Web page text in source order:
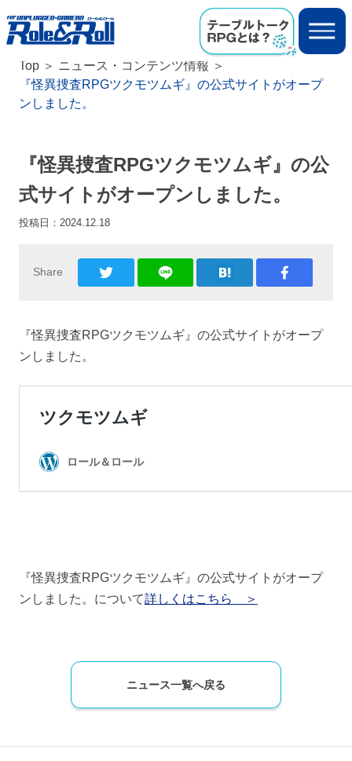
Top
ニュース・コンテンツ情報
『怪異捜査RPGツクモツムギ』の公式サイトがオープ
ンしました。
『怪異捜査RPGツクモツムギ』の公
式サイトがオープンしました。
投稿日： 2024.12.18
Share
『怪異捜査RPGツクモツムギ』の公式サイトがオープ
ンしました。
『怪異捜査RPGツクモツムギ』の公式サイトがオープ
ンしました。について詳しくはこちら ＞
ニュース一覧へ戻る